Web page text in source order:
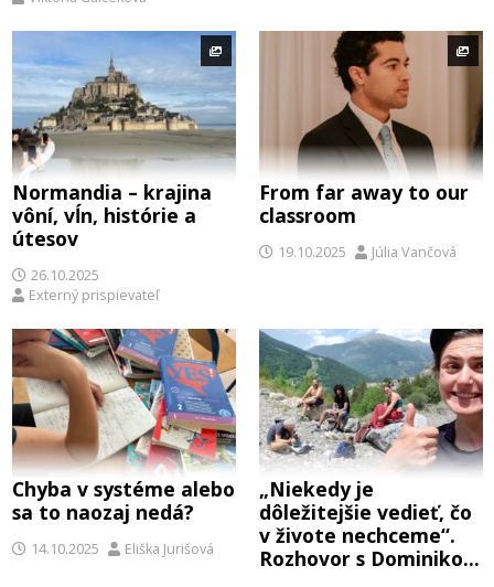
Normandia – krajina
vôní, vĺn, histórie a
útesov
26.10.2025
Externý prispievateľ
From far away to our
classroom
19.10.2025 Júlia Vančová
Chyba v systéme alebo
sa to naozaj nedá?
14.10.2025 Eliška Jurišová
„Niekedy je
dôležitejšie vedieť, čo
v živote nechceme“.
Rozhovor s Dominikou